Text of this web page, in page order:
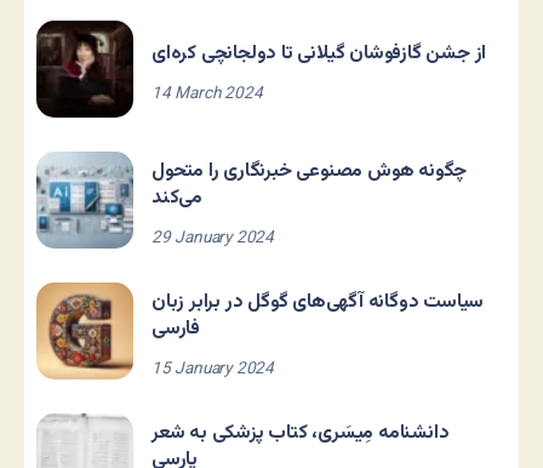
از جشن گازفوشان گیلانی تا دولجانچی کره‌ای
14 March 2024
چگونه هوش مصنوعی خبرنگاری را متحول
می‌کند
29 January 2024
سیاست دوگانه آگهی‌های گوگل در برابر زبان
فارسی
15 January 2024
دانشنامه مِیسَری، کتاب پزشکی به شعر
پارسی